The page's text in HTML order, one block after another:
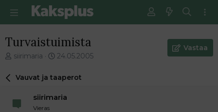
Turvaistuimista
V
e
i
siirimaria
E
s
m
m
24.05.2005
Vastaa
Vauvat ja taaperot
siirimaria
Vieras